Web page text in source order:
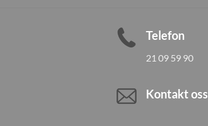
Telefon
21 09 59 90
Kontakt oss